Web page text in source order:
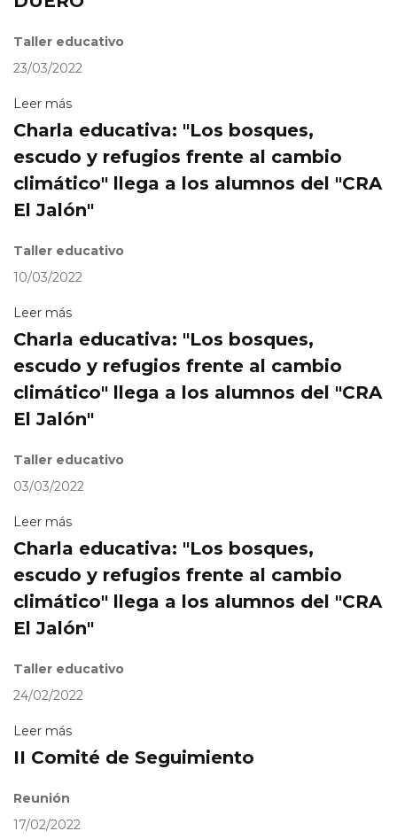
Taller educativo
23/03/2022
Leer más
Charla educativa: "Los bosques,
escudo y refugios frente al cambio
climático" llega a los alumnos del "CRA
El Jalón"
Taller educativo
10/03/2022
Leer más
Charla educativa: "Los bosques,
escudo y refugios frente al cambio
climático" llega a los alumnos del "CRA
El Jalón"
Taller educativo
03/03/2022
Leer más
Charla educativa: "Los bosques,
escudo y refugios frente al cambio
climático" llega a los alumnos del "CRA
El Jalón"
Taller educativo
24/02/2022
Leer más
II Comité de Seguimiento
Reunión
17/02/2022